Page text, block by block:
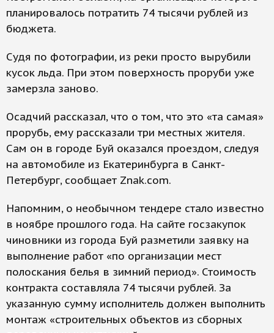
планировалось потратить 74 тысячи рублей из
бюджета.
Судя по фотографии, из реки просто вырубили
кусок льда. При этом поверхность проруби уже
замерзла заново.
Осадчий рассказал, что о том, что это «та самая»
прорубь, ему рассказали три местных жителя.
Сам он в городе Буй оказался проездом, следуя
на автомобиле из Екатеринбурга в Санкт-
Петербург, сообщает Znak.com.
Напомним, о необычном тендере стало известно
в ноябре прошлого года. На сайте госзакупок
чиновники из города Буй разметили заявку на
выполнение работ «по организации мест
полоскания белья в зимний период». Стоимость
контракта составляла 74 тысячи рублей. За
указанную сумму исполнитель должен выполнить
монтаж «строительных объектов из сборных